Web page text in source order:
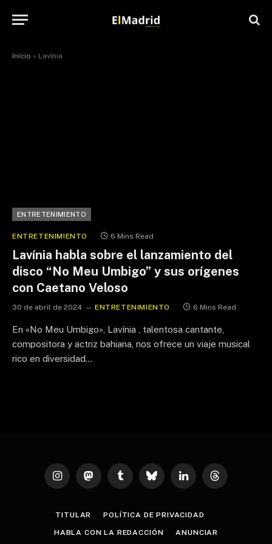
Início » Lavínia
ENTRETENIMIENTO
ENTRETENIMIENTO 6 Mins Read
Lavínia habla sobre el lanzamiento del
disco “No Meu Umbigo” y sus orígenes
con Caetano Veloso
30 de abril de 2024 ENTRETENIMIENTO 6 Mins Read
En «No Meu Umbigo», Lavínia , talentosa cantante,
compositora y actriz bahiana, nos ofrece un viaje musical
rico en diversidad…
InstagramMastodonTumblr Bluesky LinkedInThreads
TITULAR POLÍTICA DE PRIVACIDAD
HABLA CON LA REDACCIÓN ANUNCIAR